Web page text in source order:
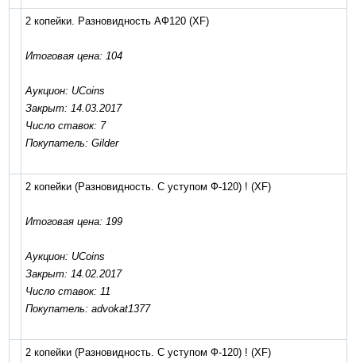
2 копейки. Разновидность АФ120 (XF)
Итоговая цена: 104
Аукцион: UCoins
Закрыт: 14.03.2017
Число ставок: 7
Покупатель: Gilder
2 копейки (Разновидность. С уступом Ф-120) ! (XF)
Итоговая цена: 199
Аукцион: UCoins
Закрыт: 14.02.2017
Число ставок: 11
Покупатель: advokat1377
2 копейки (Разновидность. С уступом Ф-120) ! (XF)